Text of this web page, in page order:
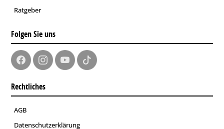
Ratgeber
Folgen Sie uns
Rechtliches
AGB
Datenschutzerklärung